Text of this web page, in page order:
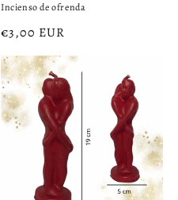
Incienso de ofrenda
Precio
habitual
€3,00 EUR